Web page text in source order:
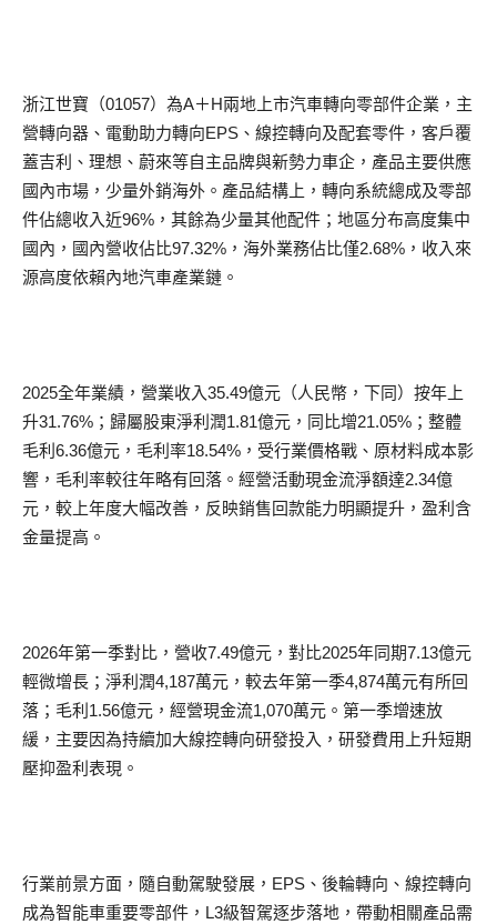
浙江世寶（01057）為A＋H兩地上市汽車轉向零部件企業，主
營轉向器、電動助力轉向EPS、線控轉向及配套零件，客戶覆
蓋吉利、理想、蔚來等自主品牌與新勢力車企，產品主要供應
國內市場，少量外銷海外。產品結構上，轉向系統總成及零部
件佔總收入近96%，其餘為少量其他配件；地區分布高度集中
國內，國內營收佔比97.32%，海外業務佔比僅2.68%，收入來
源高度依賴內地汽車產業鏈。
2025全年業績，營業收入35.49億元（人民幣，下同）按年上
升31.76%；歸屬股東淨利潤1.81億元，同比增21.05%；整體
毛利6.36億元，毛利率18.54%，受行業價格戰、原材料成本影
響，毛利率較往年略有回落。經營活動現金流淨額達2.34億
元，較上年度大幅改善，反映銷售回款能力明顯提升，盈利含
金量提高。
2026年第一季對比，營收7.49億元，對比2025年同期7.13億元
輕微增長；淨利潤4,187萬元，較去年第一季4,874萬元有所回
落；毛利1.56億元，經營現金流1,070萬元。第一季增速放
緩，主要因為持續加大線控轉向研發投入，研發費用上升短期
壓抑盈利表現。
行業前景方面，隨自動駕駛發展，EPS、後輪轉向、線控轉向
成為智能車重要零部件，L3級智駕逐步落地，帶動相關產品需